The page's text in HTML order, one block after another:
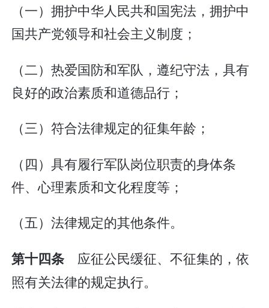
（一）拥护中华人民共和国宪法，拥护中
国共产党领导和社会主义制度；
（二）热爱国防和军队，遵纪守法，具有
良好的政治素质和道德品行；
（三）符合法律规定的征集年龄；
（四）具有履行军队岗位职责的身体条
件、心理素质和文化程度等；
（五）法律规定的其他条件。
第十四条 应征公民缓征、不征集的，依
照有关法律的规定执行。